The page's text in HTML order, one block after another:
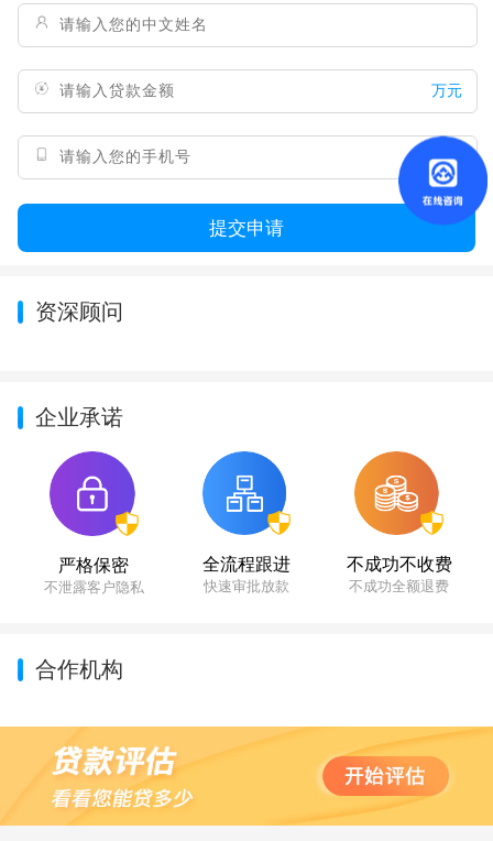
万元
提交申请
资深顾问
企业承诺
严格保密
不泄露客户隐私
全流程跟进
快速审批放款
不成功不收费
不成功全额退费
合作机构